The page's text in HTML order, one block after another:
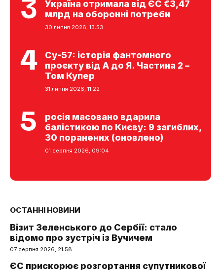
Україна отримала від ЄС €3,47
млрд на оборонні потреби
30 липня 2026, 13:53
Су-57: історія фантомного
проєкту від А до Я. Частина 2 –
Том Купер
31 липня 2026, 11:22
росія масовано вдарила
балістикою по Києву: 9 загиблих,
30 поранених (оновлено)
01 серпня 2026, 09:04
ОСТАННІ НОВИНИ
Візит Зеленського до Сербії: стало
відомо про зустріч із Вучичем
07 серпня 2026, 21:58
ЄС прискорює розгортання супутникової